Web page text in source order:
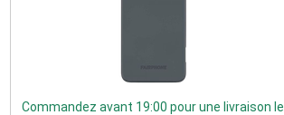
Commandez avant 19:00 pour une livraison le